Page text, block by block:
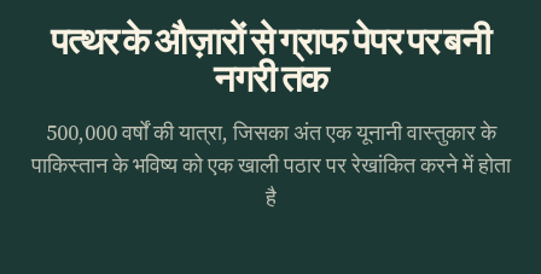
पत्थर के औज़ारों से ग्राफ पेपर पर बनी
नगरी तक
500,000 वर्षों की यात्रा, जिसका अंत एक यूनानी वास्तुकार के
पाकिस्तान के भविष्य को एक खाली पठार पर रेखांकित करने में होता
है